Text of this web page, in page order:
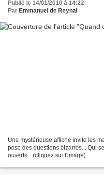
Publié le 14/01/2010 à 14:22
Par Emmanuel de Reynal
Une mystérieuse affiche invite les
pose des questions bizarres... Qui
ouverts... (cliquez sur l'image)